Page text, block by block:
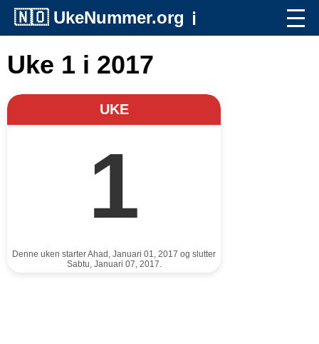
🇳🇴 UkeNummer.org ℹ️
Uke 1 i 2017
UKE
1
Denne uken starter Ahad, Januari 01, 2017 og slutter
Sabtu, Januari 07, 2017.